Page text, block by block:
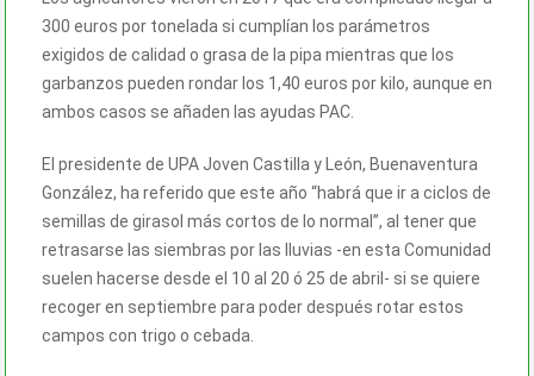
300 euros por tonelada si cumplían los parámetros
exigidos de calidad o grasa de la pipa mientras que los
garbanzos pueden rondar los 1,40 euros por kilo, aunque en
ambos casos se añaden las ayudas PAC.
El presidente de UPA Joven Castilla y León, Buenaventura
González, ha referido que este año “habrá que ir a ciclos de
semillas de girasol más cortos de lo normal”, al tener que
retrasarse las siembras por las lluvias -en esta Comunidad
suelen hacerse desde el 10 al 20 ó 25 de abril- si se quiere
recoger en septiembre para poder después rotar estos
campos con trigo o cebada.